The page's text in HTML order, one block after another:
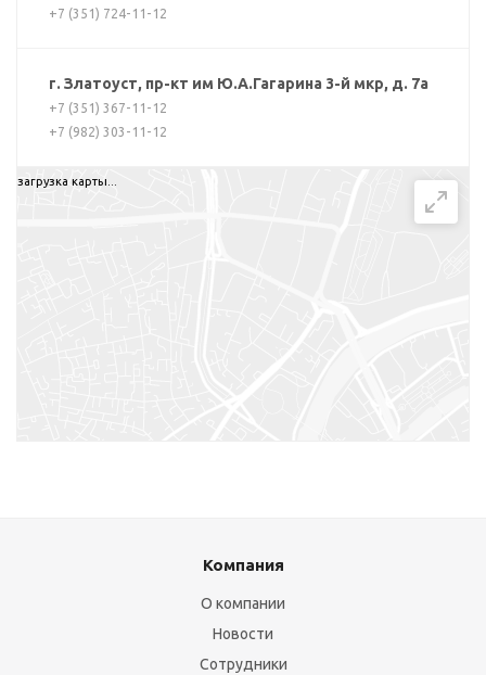
+7 (351) 724-11-12
г. Златоуст, пр-кт им Ю.А.Гагарина 3-й мкр, д. 7а
+7 (351) 367-11-12
+7 (982) 303-11-12
загрузка карты...
Компания
О компании
Новости
Сотрудники